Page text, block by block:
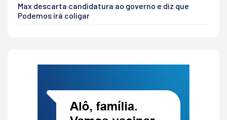
Max descarta candidatura ao governo e diz que
Podemos irá coligar